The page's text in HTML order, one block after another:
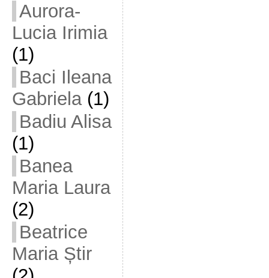
Aurora-
Lucia Irimia
(1)
Baci Ileana
Gabriela(1)
Badiu Alisa
(1)
Banea
Maria Laura
(2)
Beatrice
Maria Știr